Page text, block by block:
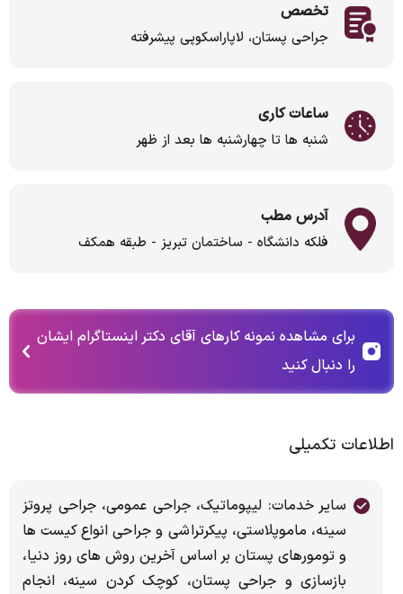
تخصص
جراحی پستان، لاپاراسکوپی پیشرفته
ساعات کاری
شنبه ها تا چهارشنبه ها بعد از ظهر
آدرس مطب
فلکه دانشگاه - ساختمان تبریز - طبقه همکف
برای مشاهده نمونه کارهای آقای دکتر اینستاگرام ایشان
را دنبال کنید
اطلاعات تکمیلی
سایر خدمات: لیپوماتیک، جراحی عمومی، جراحی پروتز
سینه، ماموپلاستی، پیکرتراشی و جراحی انواع کیست ها
و تومورهای پستان بر اساس آخرین روش های روز دنیا،
بازسازی و جراحی پستان، کوچک کردن سینه، انجام